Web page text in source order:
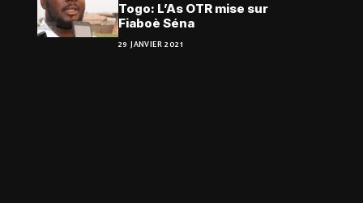
Togo: L’As OTR mise sur
Fiaboè Séna
29 JANVIER 2021